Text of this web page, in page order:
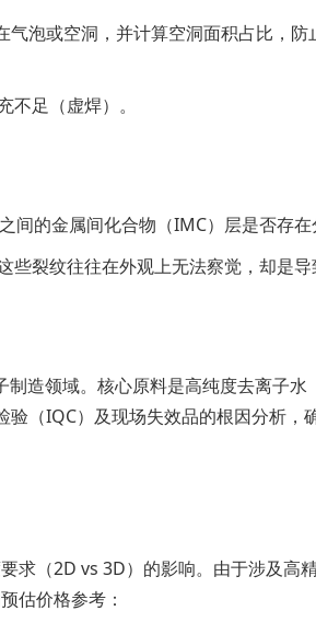
泡或空洞，并计算空洞面积占比，
足（虚焊）。
的金属间化合物（IMC）层是否存在
裂纹往往在外观上无法察觉，却是导
造领域。核心原料是高纯度去离子水
（IQC）及现场失效品的根因分析，
求（2D vs 3D）的影响。由于涉及高
估价格参考：